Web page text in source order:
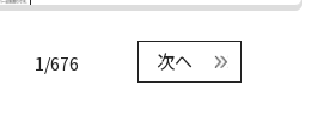
1/676 次へ